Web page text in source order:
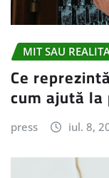
MIT SAU
Ce
cum ajută
press iul. 8,